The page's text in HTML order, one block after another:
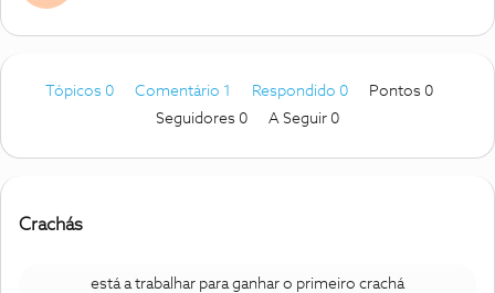
Tópicos 0 Comentário 1 Respondido 0
Pontos 0
Seguidores 0 A Seguir 0
Crachás
está a trabalhar para ganhar o primeiro crachá